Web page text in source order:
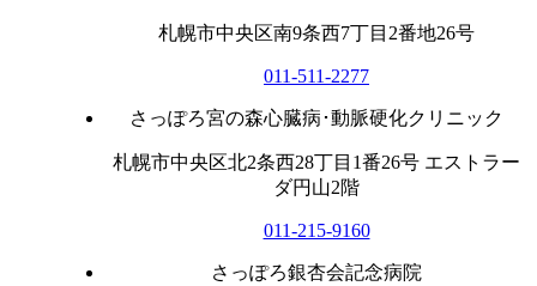
札幌市中央区南9条西7丁目2番地26号
011-511-2277
さっぽろ宮の森心臓病･動脈硬化クリニック
札幌市中央区北2条西28丁目1番26号 エストラー
ダ円山2階
011-215-9160
さっぽろ銀杏会記念病院